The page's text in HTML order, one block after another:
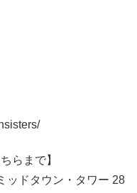
らまで】
ッドタウン・タワー 28